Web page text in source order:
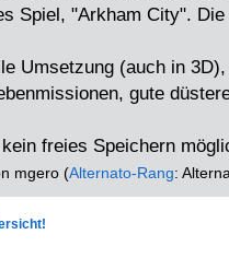
Spiel, "Arkham City".
Umsetzung (auch in
gute
freies Speichern
mgero (Alternato-Rang: